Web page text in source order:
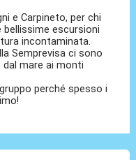
e Carpineto, per chi
escursioni
incontaminata.
Semprevisa ci sono
dal mare ai monti
perché spesso i